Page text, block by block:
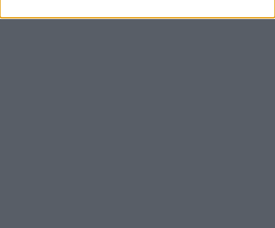
κανείς ότι γι' αυτή την υποομάδα ασθενών η